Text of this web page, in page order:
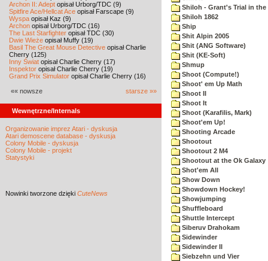
Archon II: Adept opisał Urborg/TDC (9)
Spitfire Ace/Hellcat Ace opisał Farscape (9)
Wyspa opisał Kaz (9)
Archon opisał Urborg/TDC (16)
The Last Starfighter opisał TDC (30)
Dwie Wieże opisał Muffy (19)
Basil The Great Mouse Detective opisał Charlie
Cherry (125)
Inny Świat opisał Charlie Cherry (17)
Inspektor opisał Charlie Cherry (19)
Grand Prix Simulator opisał Charlie Cherry (16)
«« nowsze starsze »»
Wewnętrzne/Internals
Organizowanie imprez Atari - dyskusja
Atari demoscene database - dyskusja
Colony Mobile - dyskusja
Colony Mobile - projekt
Statystyki
Nowinki tworzone dzięki CuteNews
Shiloh - Grant's Trial in the
Shiloh 1862
Ship
Shit Alpin 2005
Shit (ANG Software)
Shit (KE-Soft)
Shmup
Shoot (Compute!)
Shoot' em Up Math
Shoot II
Shoot It
Shoot (Karafilis, Mark)
Shoot'em Up!
Shooting Arcade
Shootout
Shootout 2 M4
Shootout at the Ok Galaxy
Shot'em All
Show Down
Showdown Hockey!
Showjumping
Shuffleboard
Shuttle Intercept
Siberuv Drahokam
Sidewinder
Sidewinder II
Siebzehn und Vier